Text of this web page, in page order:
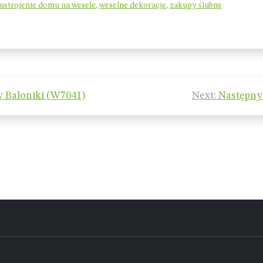
ustrojenie domu na wesele, weselne dekoracje, zakupy ślubne
Baloniki (W7041) Next: